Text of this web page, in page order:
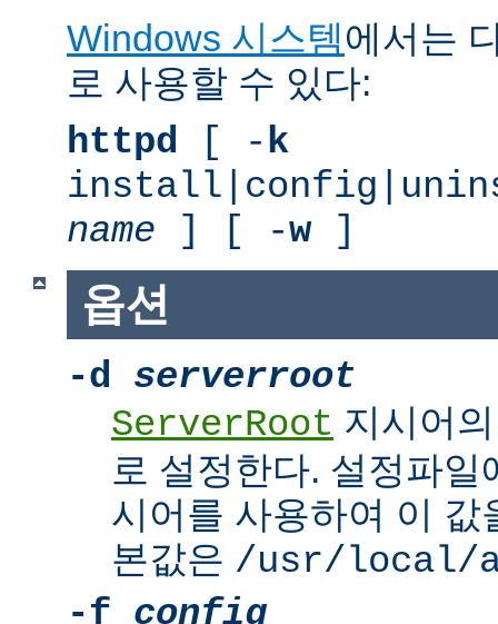
Windows 시스템에서는
로 사용할 수 있다:
httpd [ -k
name ] [ -w]
옵션
-d serverroot
ServerRoot 지시어
로 설정한다. 설정파
시어를 사용하여 이 값
본값은 /usr/local/
-f config